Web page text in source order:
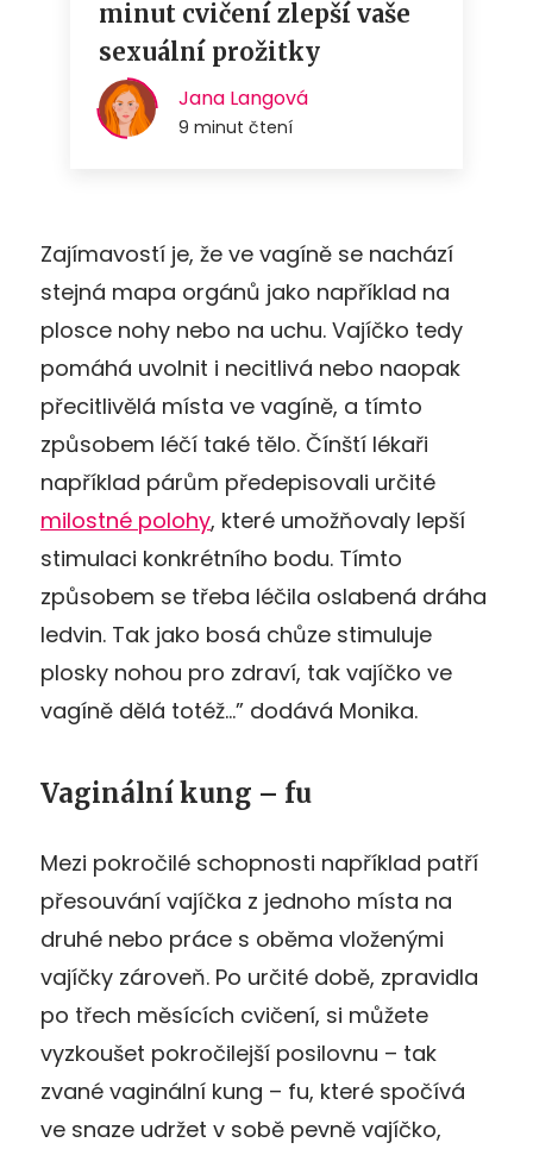
Zajímavostí je, že ve vagíně se nachází
stejná mapa orgánů jako například na
plosce nohy nebo na uchu. Vajíčko tedy
pomáhá uvolnit i necitlivá nebo naopak
přecitlivělá místa ve vagíně, a tímto
způsobem léčí také tělo. Čínští lékaři
například párům předepisovali určité
milostné polohy, které umožňovaly lepší
stimulaci konkrétního bodu. Tímto
způsobem se třeba léčila oslabená dráha
ledvin. Tak jako bosá chůze stimuluje
plosky nohou pro zdraví, tak vajíčko ve
vagíně dělá totéž…” dodává Monika.
Vaginální kung – fu
Mezi pokročilé schopnosti například patří
přesouvání vajíčka z jednoho místa na
druhé nebo práce s oběma vloženými
vajíčky zároveň. Po určité době, zpravidla
po třech měsících cvičení, si můžete
vyzkoušet pokročilejší posilovnu – tak
zvané vaginální kung – fu, které spočívá
ve snaze udržet v sobě pevně vajíčko,